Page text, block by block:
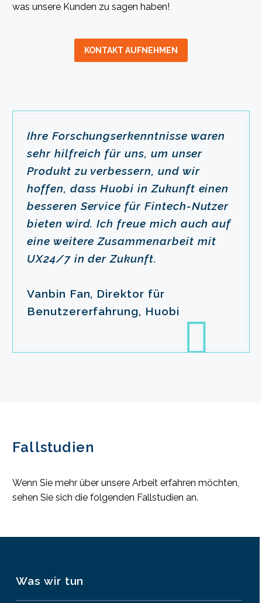
was unsere Kunden zu sagen haben!
KONTAKT AUFNEHMEN
Ihre Forschungserkenntnisse waren
sehr hilfreich für uns, um unser
Produkt zu verbessern, und wir
hoffen, dass Huobi in Zukunft einen
besseren Service für Fintech-Nutzer
bieten wird. Ich freue mich auch auf
eine weitere Zusammenarbeit mit
UX24/7 in der Zukunft.
Vanbin Fan, Direktor für
Benutzererfahrung, Huobi

Fallstudien
Wenn Sie mehr über unsere Arbeit erfahren möchten,
sehen Sie sich die folgenden Fallstudien an.
Was wir tun